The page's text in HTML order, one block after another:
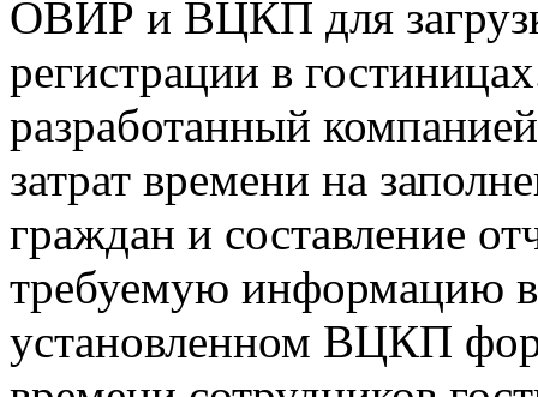
ОВИР и ВЦКП для
регистрации в
разработанный
затрат времени на
граждан и составление
требуемую информацию в
установленном ВЦКП